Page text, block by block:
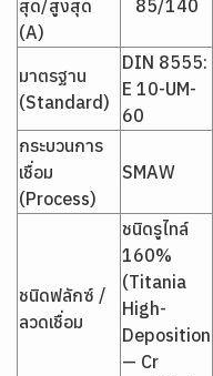
สุด/สูงสุด
(A)
85/140
มาตรฐาน
(Standard)
DIN 8555:
E 10-UM-
60
กระบวนการ
เชื่อม
(Process)
SMAW
ชนิดฟลักซ์ /
ลวดเชื่อม
ชนิดรูไทล์
160%
(Titania
High-
Deposition
— Cr